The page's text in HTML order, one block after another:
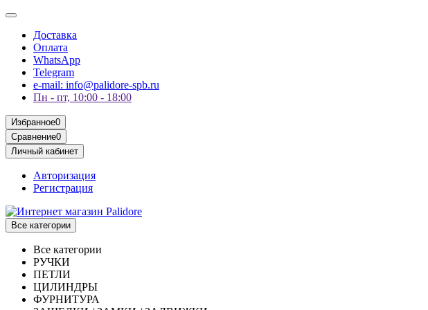
Доставка
Оплата
WhatsApp
Telegram
e-mail: info@palidore-spb.ru
Пн - пт, 10:00 - 18:00
Избранное0
Сравнение0
Личный кабинет
Авторизация
Регистрация
Все категории
Все категории
РУЧКИ
ПЕТЛИ
ЦИЛИНДРЫ
ФУРНИТУРА